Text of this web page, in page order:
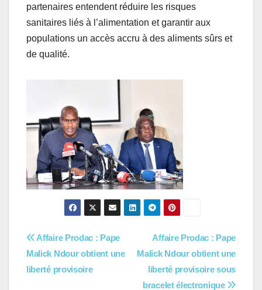
partenaires entendent réduire les risques
sanitaires liés à l’alimentation et garantir aux
populations un accès accru à des aliments sûrs et
de qualité.
Navigation
de
Affaire Prodac : Pape
Malick Ndour obtient une
liberté provisoire sous
bracelet électronique
Affaire Prodac : Pape
Malick Ndour obtient une
liberté provisoire